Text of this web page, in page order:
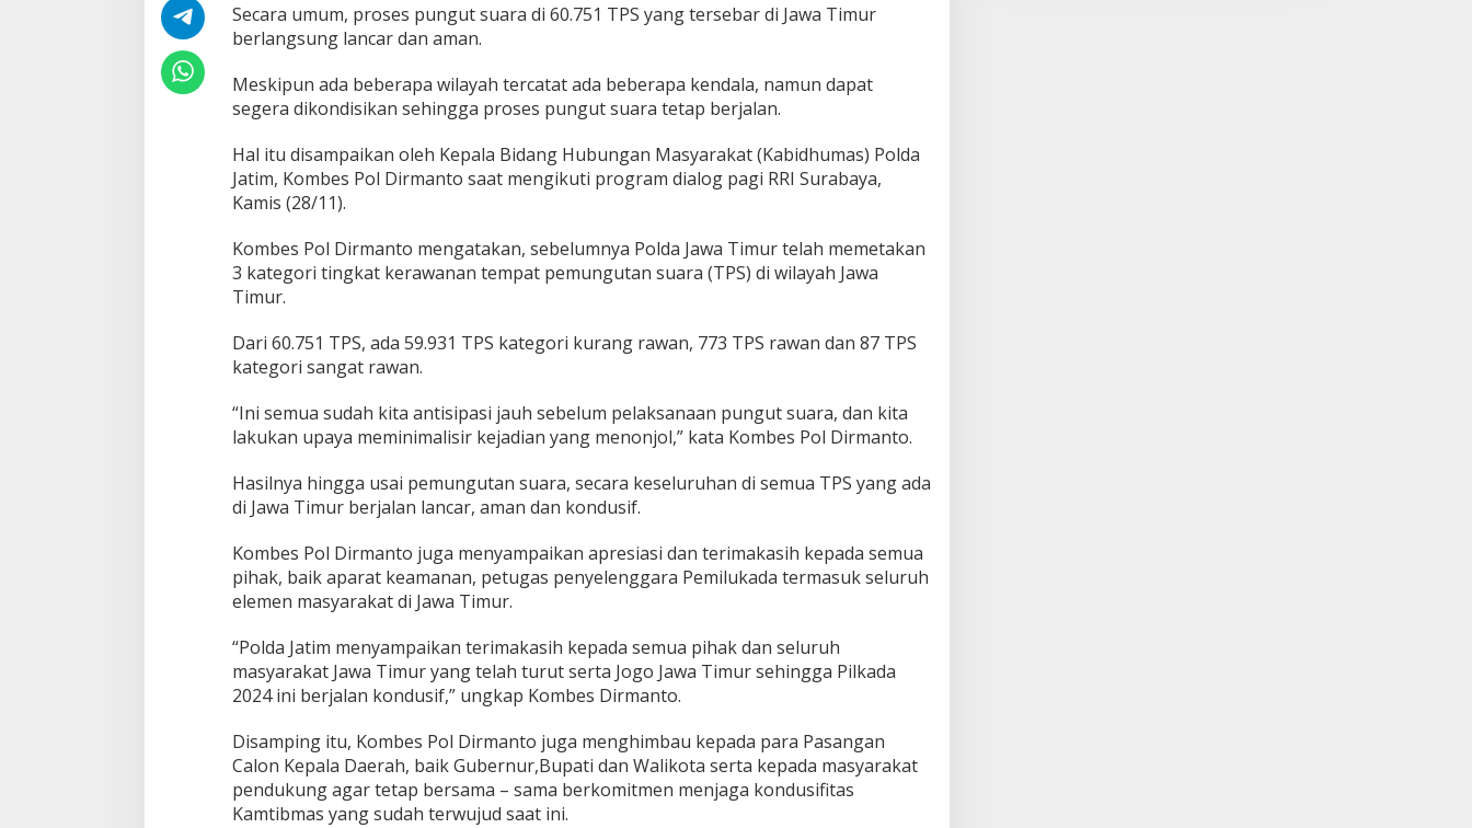
s
i
a
n
s
a
n
n
u
a
s
r
a
a
Secara umum, proses pungut suara di 60.751 TPS yang tersebar di Jawa Timur
berlangsung lancar dan aman.
Meskipun ada beberapa wilayah tercatat ada beberapa kendala, namun dapat
segera dikondisikan sehingga proses pungut suara tetap berjalan.
Hal itu disampaikan oleh Kepala Bidang Hubungan Masyarakat (Kabidhumas) Polda
Jatim, Kombes Pol Dirmanto saat mengikuti program dialog pagi RRI Surabaya,
Kamis (28/11).
Kombes Pol Dirmanto mengatakan, sebelumnya Polda Jawa Timur telah memetakan
3 kategori tingkat kerawanan tempat pemungutan suara (TPS) di wilayah Jawa
Timur.
Dari 60.751 TPS, ada 59.931 TPS kategori kurang rawan, 773 TPS rawan dan 87 TPS
kategori sangat rawan.
“Ini semua sudah kita antisipasi jauh sebelum pelaksanaan pungut suara, dan kita
lakukan upaya meminimalisir kejadian yang menonjol,” kata Kombes Pol Dirmanto.
Hasilnya hingga usai pemungutan suara, secara keseluruhan di semua TPS yang ada
di Jawa Timur berjalan lancar, aman dan kondusif.
Kombes Pol Dirmanto juga menyampaikan apresiasi dan terimakasih kepada semua
pihak, baik aparat keamanan, petugas penyelenggara Pemilukada termasuk seluruh
elemen masyarakat di Jawa Timur.
“Polda Jatim menyampaikan terimakasih kepada semua pihak dan seluruh
masyarakat Jawa Timur yang telah turut serta Jogo Jawa Timur sehingga Pilkada
2024 ini berjalan kondusif,” ungkap Kombes Dirmanto.
Disamping itu, Kombes Pol Dirmanto juga menghimbau kepada para Pasangan
Calon Kepala Daerah, baik Gubernur,Bupati dan Walikota serta kepada masyarakat
pendukung agar tetap bersama – sama berkomitmen menjaga kondusifitas
Kamtibmas yang sudah terwujud saat ini.